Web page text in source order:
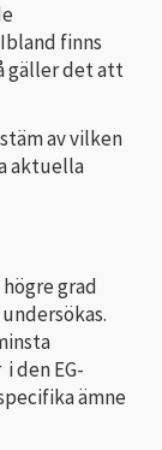
finns
gäller det att
av vilken
aktuella
grad
den EG-
ämne